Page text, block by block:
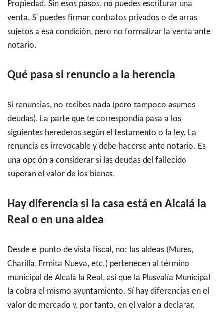
Propiedad. Sin esos pasos, no puedes escriturar una
venta. Sí puedes firmar contratos privados o de arras
sujetos a esa condición, pero no formalizar la venta ante
notario.
Qué pasa si renuncio a la herencia
Si renuncias, no recibes nada (pero tampoco asumes
deudas). La parte que te correspondía pasa a los
siguientes herederos según el testamento o la ley. La
renuncia es irrevocable y debe hacerse ante notario. Es
una opción a considerar si las deudas del fallecido
superan el valor de los bienes.
Hay diferencia si la casa está en Alcalá la
Real o en una aldea
Desde el punto de vista fiscal, no: las aldeas (Mures,
Charilla, Ermita Nueva, etc.) pertenecen al término
municipal de Alcalá la Real, así que la Plusvalía Municipal
la cobra el mismo ayuntamiento. Sí hay diferencias en el
valor de mercado y, por tanto, en el valor a declarar.